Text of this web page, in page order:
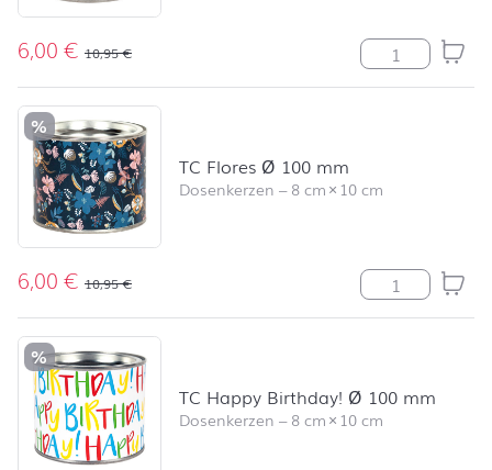
6,00€ 10,95€ TC Floral
%
TC Flores Ø 100 mm
Dosenkerzen –8 cm× 10 cm
6,00€ 10,95€ TC Flores Ø
%
TC Happy Birthday! Ø 100 mm
Dosenkerzen –8 cm× 10 cm